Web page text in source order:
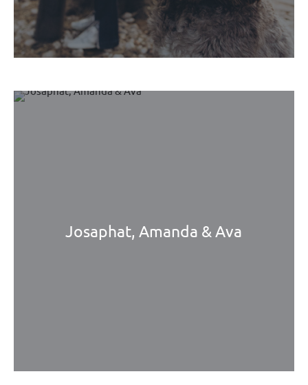
Josaphat, Amanda & Ava